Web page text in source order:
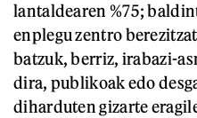
lantaldearen %75;
enplegu zentro
batzuk, berriz, irabazi-
dira, publikoak edo
diharduten gizarte